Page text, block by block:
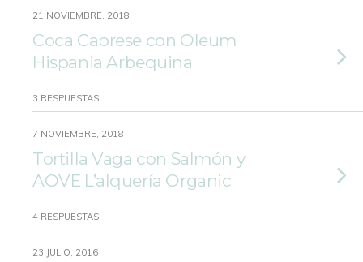
21 NOVIEMBRE, 2018
Coca Caprese con Oleum
Hispania Arbequina
3 RESPUESTAS
7 NOVIEMBRE, 2018
Tortilla Vaga con Salmón y
AOVE L’alquería Organic
4 RESPUESTAS
23 JULIO, 2016